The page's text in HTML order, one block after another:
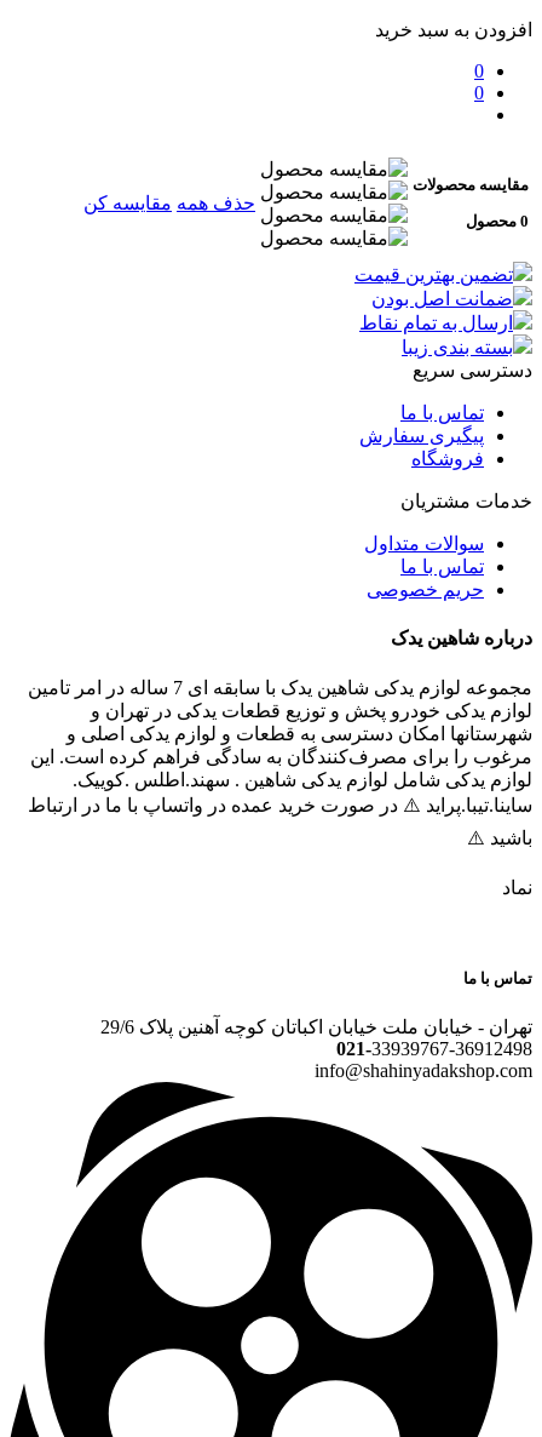
افزودن به سبد خرید
0
0
مقایسه محصولات
0 محصول
حذف همه مقایسه کن
تضمین بهترین قیمت
ضمانت اصل بودن
ارسال به تمام نقاط
بسته بندی زیبا
دسترسی سریع
تماس با ما
پیگیری سفارش
فروشگاه
خدمات مشتریان
سوالات متداول
تماس با ما
حریم خصوصی
درباره شاهین یدک
مجموعه لوازم یدکی شاهین یدک با سابقه ای 7 ساله در امر تامین
لوازم یدکی خودرو پخش و توزیع قطعات یدکی در تهران و
شهرستانها امکان دسترسی به قطعات و لوازم یدکی اصلی و
مرغوب را برای مصرف‌کنندگان به سادگی فراهم کرده است. این
لوازم یدکی شامل لوازم یدکی شاهین . سهند.اطلس .کوییک.
ساینا.تیبا.پراید ⚠️ در صورت خرید عمده در واتساپ با ما در ارتباط
باشید ⚠️
نماد
تماس با ما
تهران - خیابان ملت خیابان اکباتان کوچه آهنین پلاک 29/6
021-33939767-36912498
info@shahinyadakshop.com